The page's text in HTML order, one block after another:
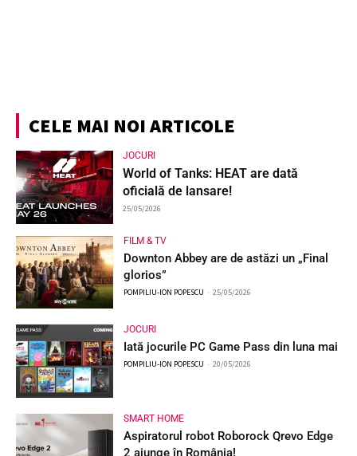
CELE MAI NOI ARTICOLE
JOCURI
World of Tanks: HEAT are dată
oficială de lansare!
25/05/2026
FILM & TV
Downton Abbey are de astăzi un „Final
glorios”
POMPILIU-ION POPESCU - 25/05/2026
JOCURI
Iată jocurile PC Game Pass din luna mai
POMPILIU-ION POPESCU - 20/05/2026
SMART HOME
Aspiratorul robot Roborock Qrevo Edge
2 ajunge în România!